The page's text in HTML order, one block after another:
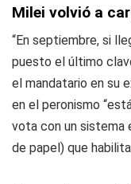
Milei volvió a
“En septiembre, si
puesto el último
el mandatario en su
en el peronismo
vota con un
de papel) que